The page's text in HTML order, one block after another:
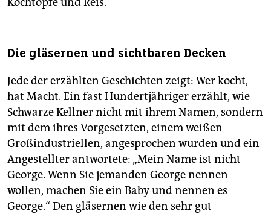
Die gläsernen und sichtbaren Decken
Jede der erzählten Geschichten zeigt: Wer kocht,
hat Macht. Ein fast Hundertjähriger erzählt, wie
Schwarze Kellner nicht mit ihrem Namen, sondern
mit dem ihres Vorgesetzten, einem weißen
Großindustriellen, angesprochen wurden und ein
Angestellter antwortete: „Mein Name ist nicht
George. Wenn Sie jemanden George nennen
wollen, machen Sie ein Baby und nennen es
George.“ Den gläsernen wie den sehr gut